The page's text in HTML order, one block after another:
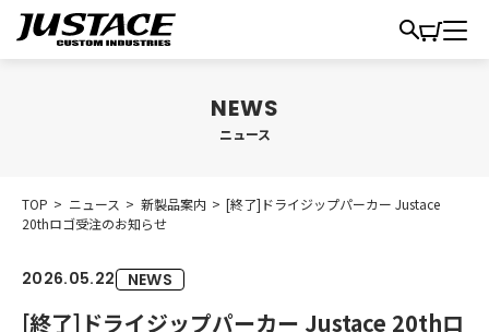
ニュース
TOP > ニュース > 新製品案内 > [終了]ドライジップパーカー Justace
20thロゴ受注のお知らせ
2026.05.22 NEWS
[終了]ドライジップパーカー Justace 20thロ